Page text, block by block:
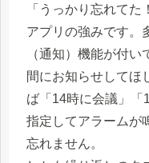
「うっかり忘れて
アプリの強みです。
（通知）機能が付
間にお知らせしてほ
ば「14時に会議」「
指定してアラームが
忘れません。